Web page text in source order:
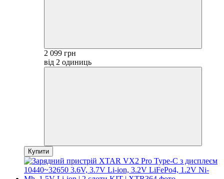
2 099 грн
від 2 одиниць
Купити